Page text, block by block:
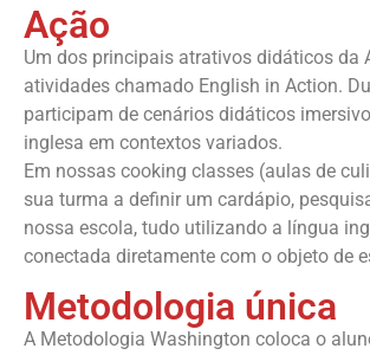
Ação
Um dos principais atrativos didáticos da
atividades chamado English in Action.
participam de cenários didáticos
inglesa em contextos variados.
Em nossas cooking classes (aulas de
sua turma a definir um cardápio,
nossa escola, tudo utilizando a língua
conectada diretamente com o objeto de
Metodologia única
A Metodologia Washington coloca o